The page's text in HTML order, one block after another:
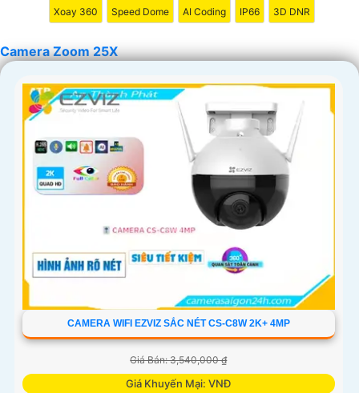
bất kỳ khó khăn nào.
Xoay 360 Speed Dome AI Coding IP66 3D DNR
Camera Zoom 25X
CAMERA WIFI EZVIZ SẮC NÉT CS-C8W 2K+ 4MP
Giá Bán: 3,540,000 ₫
Giá Khuyến Mại: VNĐ